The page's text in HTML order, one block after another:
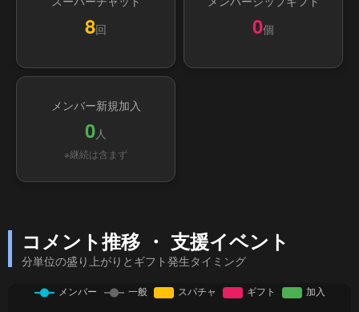
8回 0個
メンバー新規加入
0人
※継続は含まず
コメント推移 ・ 支援イベント
分単位の盛り上がりとギフト発生タイミング